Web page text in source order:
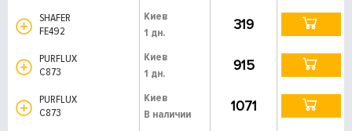
SHAFER
FE492
Киев
1 дн.
319
PURFLUX
C873
Киев
1 дн.
915
PURFLUX
C873
Киев
В наличии
1071